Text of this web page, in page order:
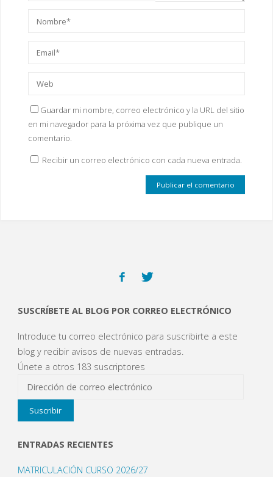
Guardar mi nombre, correo electrónico y la URL del sitio
en mi navegador para la próxima vez que publique un
comentario.
Recibir un correo electrónico con cada nueva entrada.
SUSCRÍBETE AL BLOG POR CORREO ELECTRÓNICO
Introduce tu correo electrónico para suscribirte a este
blog y recibir avisos de nuevas entradas.
Únete a otros 183 suscriptores
Dirección
de
correo
Suscribir
ENTRADAS RECIENTES
MATRICULACIÓN CURSO 2026/27